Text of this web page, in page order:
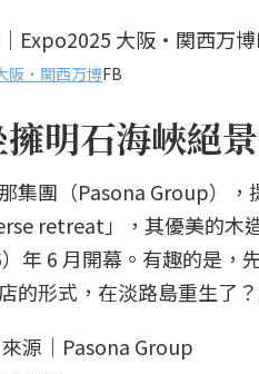
阪・関西万博FB
明石海峽絕
集團（Pasona Group）
retreat」，其優美的木
年 6 月開幕。有趣的是，
形式，在淡路島重生了？